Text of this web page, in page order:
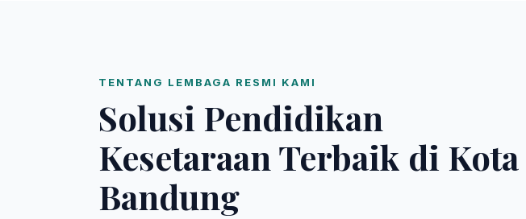
TENTANG LEMBAGA RESMI KAMI
Solusi Pendidikan
Kesetaraan Terbaik di Kota
Bandung